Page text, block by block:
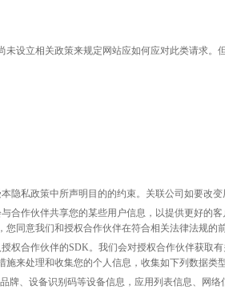
设立相关政策来规定网站应如何应对此类请求。
私政策中所声明目的的约束。关联公司如要改
作伙伴共享您的某些用户信息，以提供更好的
同意我们和授权合作伙伴在符合相关法律法规的
合作伙伴的SDK。我们会对授权合作伙伴获取
来处理和收集您的个人信息，收集如下列数据类型
、设备识别码等设备信息，应用列表信息、网